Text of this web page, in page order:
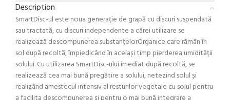
Description
SmartDisc-ul este noua generație de grapă cu discuri suspendată
sau tractată, cu discuri independente a cărei utilizare se
realizează descompunerea substanțelorOrganice care rămân în
sol după recoltă, împiedicând în același timp pierderea umidității
solului. Cu utilizarea SmartDisc-ului imediat după recoltă, se
realizează cea mai bună pregătire a solului, netezind solul și
realizând amestecul intensiv al resturilor vegetale cu solul pentru